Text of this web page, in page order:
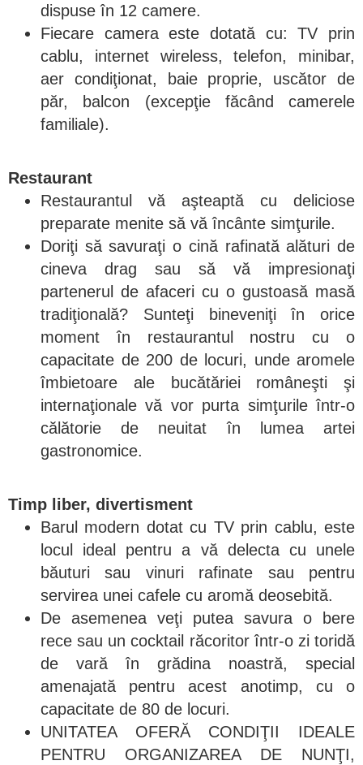
dispuse în 12 camere.
Fiecare camera este dotată cu: TV prin
cablu, internet wireless, telefon, minibar,
aer condiţionat, baie proprie, uscător de
păr, balcon (excepţie făcând camerele
familiale).
Restaurant
Restaurantul vă aşteaptă cu deliciose
preparate menite să vă încânte simţurile.
Doriţi să savuraţi o cină rafinată alături de
cineva drag sau să vă impresionaţi
partenerul de afaceri cu o gustoasă masă
tradiţională? Sunteţi bineveniţi în orice
moment în restaurantul nostru cu o
capacitate de 200 de locuri, unde aromele
îmbietoare ale bucătăriei româneşti şi
internaţionale vă vor purta simţurile într-o
călătorie de neuitat în lumea artei
gastronomice.
Timp liber, divertisment
Barul modern dotat cu TV prin cablu, este
locul ideal pentru a vă delecta cu unele
băuturi sau vinuri rafinate sau pentru
servirea unei cafele cu aromă deosebită.
De asemenea veţi putea savura o bere
rece sau un cocktail răcoritor într-o zi toridă
de vară în grădina noastră, special
amenajată pentru acest anotimp, cu o
capacitate de 80 de locuri.
UNITATEA OFERĂ CONDIŢII IDEALE
PENTRU ORGANIZAREA DE NUNŢI,